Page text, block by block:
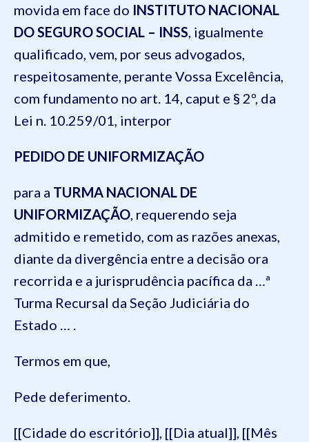
movida em face do INSTITUTO NACIONAL
DO SEGURO SOCIAL – INSS, igualmente
qualificado, vem, por seus advogados,
respeitosamente, perante Vossa Excelência,
com fundamento no art. 14, caput e § 2º, da
Lei n. 10.259/01, interpor
PEDIDO DE UNIFORMIZAÇÃO
para a TURMA NACIONAL DE
UNIFORMIZAÇÃO, requerendo seja
admitido e remetido, com as razões anexas,
diante da divergência entre a decisão ora
recorrida e a jurisprudência pacífica da …ª
Turma Recursal da Seção Judiciária do
Estado … .
Termos em que,
Pede deferimento.
[[Cidade do escritório]], [[Dia atual]], [[Mês